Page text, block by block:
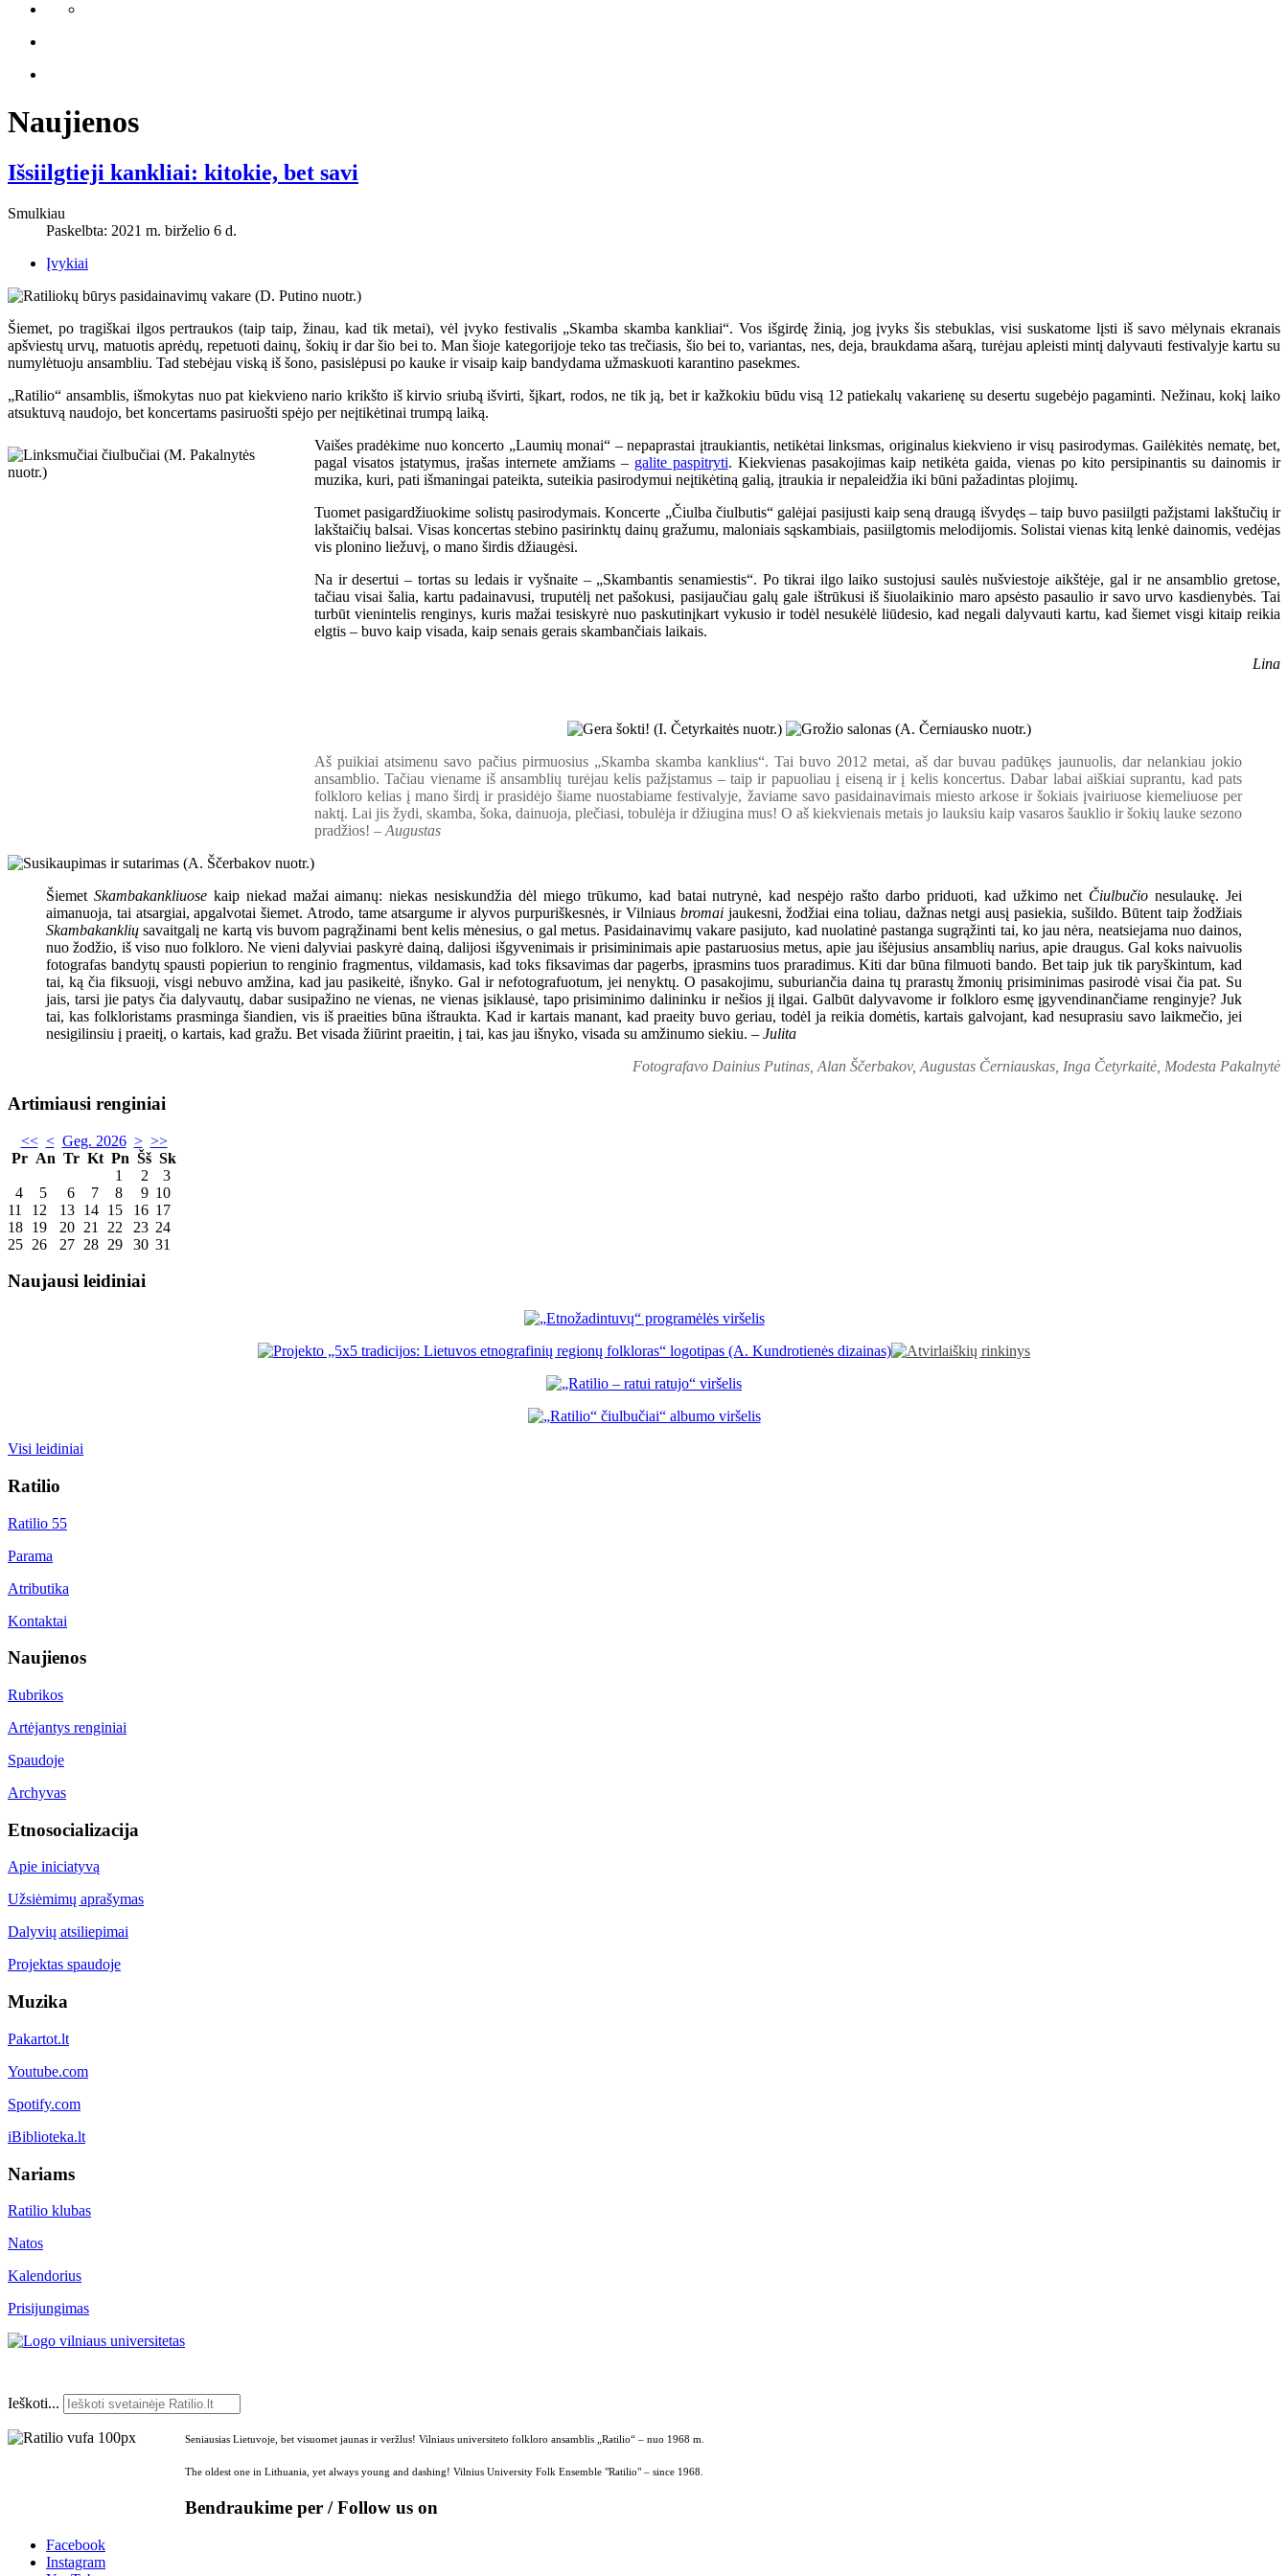
Naujienos
Išsiilgtieji kankliai: kitokie, bet savi
Smulkiau
Paskelbta: 2021 m. birželio 6 d.
Įvykiai
Šiemet, po tragiškai ilgos pertraukos (taip taip, žinau, kad tik metai), vėl įvyko festivalis „Skamba skamba kankliai“. Vos išgirdę žinią, jog įvyks šis stebuklas, visi suskatome lįsti iš savo mėlynais ekranais
apšviestų urvų, matuotis aprėdų, repetuoti dainų, šokių ir dar šio bei to. Man šioje kategorijoje teko tas trečiasis, šio bei to, variantas, nes, deja, braukdama ašarą, turėjau apleisti mintį dalyvauti festivalyje kartu su
numylėtuoju ansambliu. Tad stebėjau viską iš šono, pasislėpusi po kauke ir visaip kaip bandydama užmaskuoti karantino pasekmes.
„Ratilio“ ansamblis, išmokytas nuo pat kiekvieno nario krikšto iš kirvio sriubą išvirti, šįkart, rodos, ne tik ją, bet ir kažkokiu būdu visą 12 patiekalų vakarienę su desertu sugebėjo pagaminti. Nežinau, kokį laiko
atsuktuvą naudojo, bet koncertams pasiruošti spėjo per neįtikėtinai trumpą laiką.
Vaišes pradėkime nuo koncerto „Laumių monai“ – nepaprastai įtraukiantis, netikėtai linksmas, originalus kiekvieno ir visų pasirodymas. Gailėkitės nematę, bet,
pagal visatos įstatymus, įrašas internete amžiams – galite paspitryti. Kiekvienas pasakojimas kaip netikėta gaida, vienas po kito persipinantis su dainomis ir
muzika, kuri, pati išmaningai pateikta, suteikia pasirodymui neįtikėtiną galią, įtraukia ir nepaleidžia iki būni pažadintas plojimų.
Tuomet pasigardžiuokime solistų pasirodymais. Koncerte „Čiulba čiulbutis“ galėjai pasijusti kaip seną draugą išvydęs – taip buvo pasiilgti pažįstami lakštučių ir
lakštaičių balsai. Visas koncertas stebino pasirinktų dainų gražumu, maloniais sąskambiais, pasiilgtomis melodijomis. Solistai vienas kitą lenkė dainomis, vedėjas
vis plonino liežuvį, o mano širdis džiaugėsi.
Na ir desertui – tortas su ledais ir vyšnaite – „Skambantis senamiestis“. Po tikrai ilgo laiko sustojusi saulės nušviestoje aikštėje, gal ir ne ansamblio gretose,
tačiau visai šalia, kartu padainavusi, truputėlį net pašokusi, pasijaučiau galų gale ištrūkusi iš šiuolaikinio maro apsėsto pasaulio ir savo urvo kasdienybės. Tai
turbūt vienintelis renginys, kuris mažai tesiskyrė nuo paskutinįkart vykusio ir todėl nesukėlė liūdesio, kad negali dalyvauti kartu, kad šiemet visgi kitaip reikia
elgtis – buvo kaip visada, kaip senais gerais skambančiais laikais.
Lina
Aš puikiai atsimenu savo pačius pirmuosius „Skamba skamba kanklius“. Tai buvo 2012 metai, aš dar buvau padūkęs jaunuolis, dar nelankiau jokio
ansamblio. Tačiau viename iš ansamblių turėjau kelis pažįstamus – taip ir papuoliau į eiseną ir į kelis koncertus. Dabar labai aiškiai suprantu, kad pats
folkloro kelias į mano širdį ir prasidėjo šiame nuostabiame festivalyje, žaviame savo pasidainavimais miesto arkose ir šokiais įvairiuose kiemeliuose per
naktį. Lai jis žydi, skamba, šoka, dainuoja, plečiasi, tobulėja ir džiugina mus! O aš kiekvienais metais jo lauksiu kaip vasaros šauklio ir šokių lauke sezono
pradžios! – Augustas
Šiemet Skambakankliuosekaip niekad mažai aimanų: niekas nesiskundžia dėl miego trūkumo, kad batai nutrynė, kad nespėjo rašto darbo priduoti, kad užkimo net Čiulbučio nesulaukę. Jei
aimanuoja, tai atsargiai, apgalvotai šiemet. Atrodo, tame atsargume ir alyvos purpuriškesnės, ir Vilniaus bromaijaukesni, žodžiai eina toliau, dažnas netgi ausį pasiekia, sušildo. Būtent taip žodžiais
Skambakanklių savaitgalį ne kartą vis buvom pagrąžinami bent kelis mėnesius, o gal metus. Pasidainavimų vakare pasijuto, kad nuolatinė pastanga sugrąžinti tai, ko jau nėra, neatsiejama nuo dainos,
nuo žodžio, iš viso nuo folkloro. Ne vieni dalyviai paskyrė dainą, dalijosi išgyvenimais ir prisiminimais apie pastaruosius metus, apie jau išėjusius ansamblių narius, apie draugus. Gal koks naivuolis
fotografas bandytų spausti popieriun to renginio fragmentus, vildamasis, kad toks fiksavimas dar pagerbs, įprasmins tuos praradimus. Kiti dar būna filmuoti bando. Bet taip juk tik paryškintum, kad
tai, ką čia fiksuoji, visgi nebuvo amžina, kad jau pasikeitė, išnyko. Gal ir nefotografuotum, jei nenyktų. O pasakojimu, suburiančia daina tų prarastų žmonių prisiminimas pasirodė visai čia pat. Su
jais, tarsi jie patys čia dalyvautų, dabar susipažino ne vienas, ne vienas įsiklausė, tapo prisiminimo dalininku ir nešios jį ilgai. Galbūt dalyvavome ir folkloro esmę įgyvendinančiame renginyje? Juk
tai, kas folkloristams prasminga šiandien, vis iš praeities būna ištraukta. Kad ir kartais manant, kad praeity buvo geriau, todėl ja reikia domėtis, kartais galvojant, kad nesuprasiu savo laikmečio, jei
nesigilinsiu į praeitį, o kartais, kad gražu. Bet visada žiūrint praeitin, į tai, kas jau išnyko, visada su amžinumo siekiu. – Julita
Fotografavo Dainius Putinas, Alan Ščerbakov, Augustas Černiauskas, Inga Četyrkaitė, Modesta Pakalnytė
Artimiausi renginiai
<< < Geg. 2026 > >>
Pr An Tr Kt Pn Šš Sk
1
2
3
4
5 6 7 8 9 10
11
12 13 14 15 16 17
18 19 20 21 22 23 24
25 26 27 28 29 30 31
Naujausi leidiniai
Visi leidiniai
Ratilio
Ratilio 55
Parama
Atributika
Kontaktai
Naujienos
Rubrikos
Artėjantys renginiai
Spaudoje
Archyvas
Etnosocializacija
Apie iniciatyvą
Užsiėmimų aprašymas
Dalyvių atsiliepimai
Projektas spaudoje
Muzika
Pakartot.lt
Youtube.com
Spotify.com
iBiblioteka.lt
Nariams
Ratilio klubas
Natos
Kalendorius
Prisijungimas
Ieškoti...
Seniausias Lietuvoje, bet visuomet jaunas ir veržlus! Vilniaus universiteto folkloro ansamblis „Ratilio“ – nuo 1968 m.
The oldest one in Lithuania, yet always young and dashing! Vilnius University Folk Ensemble "Ratilio" – since 1968.
Bendraukime per / Follow us on
Facebook
Instagram